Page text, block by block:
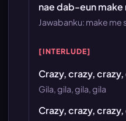
nae dab-eun make
Jawabanku: make me
[INTERLUDE]
Crazy, crazy,
Gila, gila, gila, gila
Crazy, crazy,